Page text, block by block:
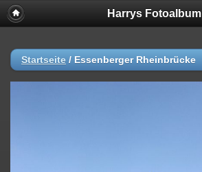
Harrys Fotoalbum
Startseite / Essenberger Rheinbrücke